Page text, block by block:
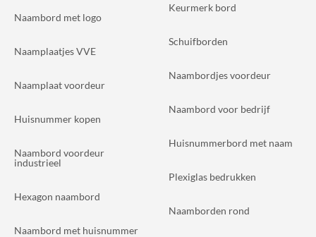
Naambord met logo
Naamplaatjes VVE
Naamplaat voordeur
Huisnummer kopen
Naambord voordeur
industrieel
Hexagon naambord
Naambord met huisnummer
Keurmerk bord
Schuifborden
Naambordjes voordeur
Naambord voor bedrijf
Huisnummerbord met naam
Plexiglas bedrukken
Naamborden rond